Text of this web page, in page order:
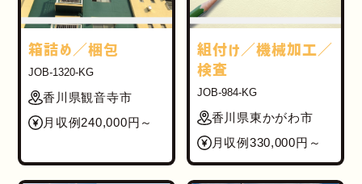
箱詰め／梱包
JOB-1320-KG
香川県観音寺市
月収例240,000円～
組付け／機械加工／
検査
JOB-984-KG
香川県東かがわ市
月収例330,000円～